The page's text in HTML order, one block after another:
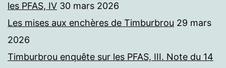
les PFAS, IV 30 mars 2026
Les mises aux enchères de Timburbrou 29 mars
2026
Timburbrou enquête sur les PFAS, III. Note du 14